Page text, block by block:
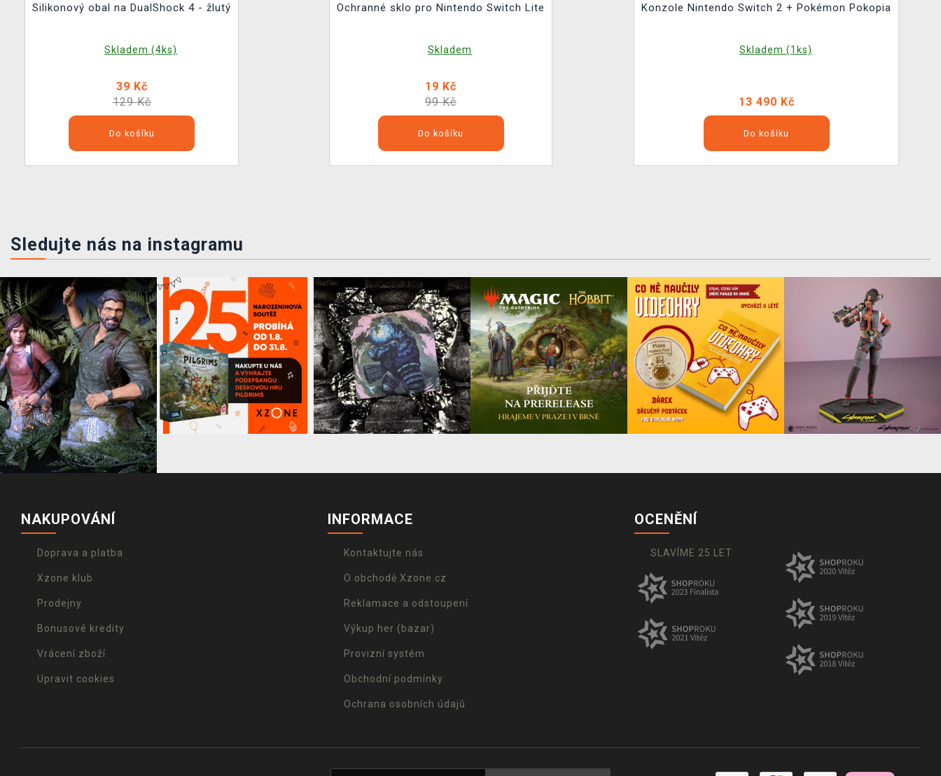
Silikonový obal na DualShock 4 - žlutý
Skladem (4ks)
39 Kč
129 Kč
Do košíku
Ochranné sklo pro Nintendo Switch Lite
Skladem
19 Kč
99 Kč
Do košíku
Konzole Nintendo Switch 2 + Pokémon Pokopia
Skladem (1ks)
13 490 Kč
Do košíku
Sledujte nás na instagramu
NAKUPOVÁNÍ
Doprava a platba
Xzone klub
Prodejny
Bonusové kredity
Vrácení zboží
Upravit cookies
INFORMACE
Kontaktujte nás
O obchodě Xzone.cz
Reklamace a odstoupení
Výkup her (bazar)
Provizní systém
Obchodní podmínky
Ochrana osobních údajů
OCENĚNÍ
SLAVÍME 25 LET